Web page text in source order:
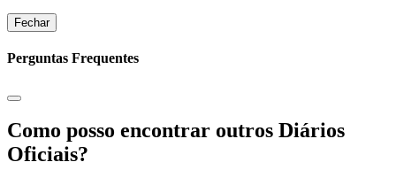
Fechar
Perguntas Frequentes
Como posso encontrar outros Diários
Oficiais?